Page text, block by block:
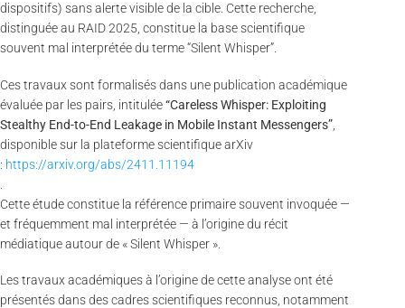
dispositifs) sans alerte visible de la cible. Cette recherche,
distinguée au RAID 2025, constitue la base scientifique
souvent mal interprétée du terme “Silent Whisper”.
Ces travaux sont formalisés dans une publication académique
évaluée par les pairs, intitulée“Careless Whisper: Exploiting
Stealthy End-to-End Leakage in Mobile Instant Messengers”
disponible sur la plateforme scientifique arXiv
: https://arxiv.org/abs/2411.11194
Cette étude constitue la référence primaire souvent invoquée —
et fréquemment mal interprétée — à l’origine du récit
médiatique autour de « Silent Whisper ».
Les travaux académiques à l’origine de cette analyse ont été
présentés dans des cadres scientifiques reconnus, notamment